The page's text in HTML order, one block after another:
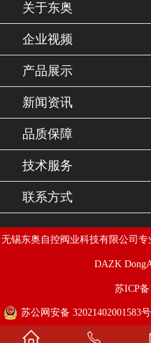
关于东奥
企业视频
产品展示
新闻资讯
品质保障
技术服务
联系方式
无锡东奥自控阀业科技有限公司专
DAZK
苏ICP备
苏公网安备 32021402001583号